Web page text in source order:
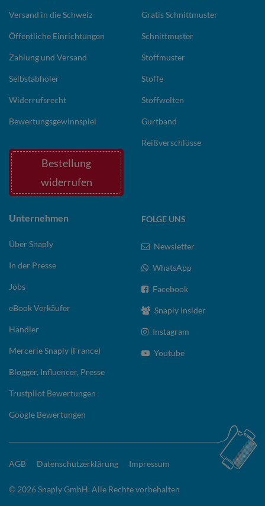
Versand in die Schweiz
Öffentliche Einrichtungen
Zahlung und Versand
Selbstabholer
Widerrufsrecht
Bewertungsgewinnspiel
Bestellung
widerrufen
Gratis Schnittmuster
Schnittmuster
Stoffmuster
Stoffe
Stoffwelten
Gurtband
Reißverschlüsse
Unternehmen
Über Snaply
In der Presse
Jobs
eBook Verkäufer
Händler
Mercerie Snaply (France)
Blogger, Influencer, Presse
Trustpilot Bewertungen
Google Bewertungen
FOLGE UNS
Newsletter
WhatsApp
Facebook
Snaply Insider
Instagram
Youtube
AGB Datenschutzerklärung Impressum
© 2026 Snaply GmbH. Alle Rechte vorbehalten